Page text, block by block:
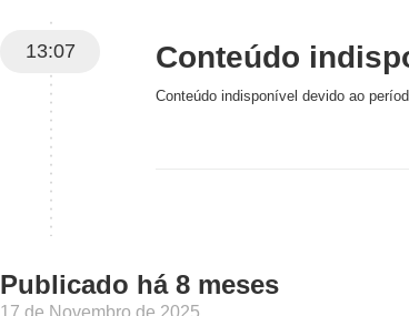
13:07 Conteúdo
Conteúdo indisponível devido ao
Publicado há 8 meses
17 de Novembro de 2025